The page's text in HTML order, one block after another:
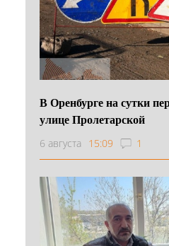
В Оренбурге на сутки
улице Пролетарской
6 августа 15:09 1